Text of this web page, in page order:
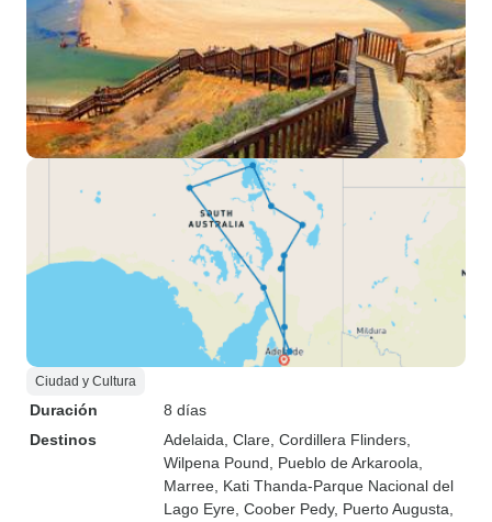
Ciudad y Cultura
Duración
8 días
Destinos
Adelaida , Clare , Cordillera Flinders
Wilpena Pound , Pueblo de Arkaroola
Marree , Kati Thanda-Parque Nacional del
Lago Eyre , Coober Pedy, Puerto Augusta